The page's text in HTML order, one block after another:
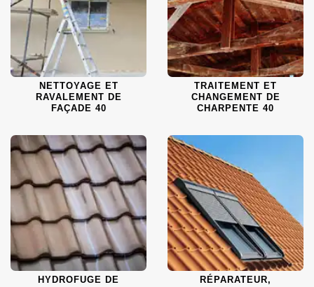
NETTOYAGE ET
RAVALEMENT DE
FAÇADE 40
TRAITEMENT ET
CHANGEMENT DE
CHARPENTE 40
HYDROFUGE DE
RÉPARATEUR,